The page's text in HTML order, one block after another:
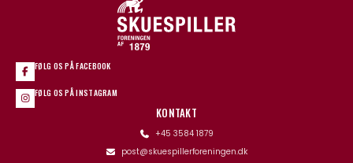
FØLG OS PÅ FACEBOOK
FØLG OS PÅ INSTAGRAM
KONTAKT
+45 3584 1879
post@skuespillerforeningen.dk